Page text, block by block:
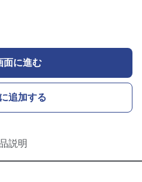
面に進む
追加する
説明